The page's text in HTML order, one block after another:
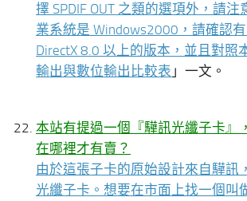
擇 SPDIF OUT 之類的選項外，請
業系統是 Windows2000，請確認
DirectX 8.0 以上的版本，並且對照
輸出與數位輸出比較表 」一文。
本站有提過一個『驊訊光纖子卡』
在哪裡才有賣？
由於這張子卡的原始設計來自驊訊
光纖子卡。想要在市面上找一個叫